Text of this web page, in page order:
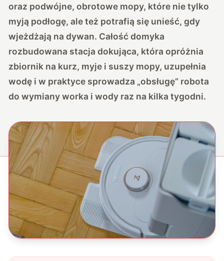
oraz podwójne, obrotowe mopy, które nie tylko
myją podłogę, ale też potrafią się unieść, gdy
wjeżdżają na dywan. Całość domyka
rozbudowana stacja dokująca, która opróżnia
zbiornik na kurz, myje i suszy mopy, uzupełnia
wodę i w praktyce sprowadza „obsługę” robota
do wymiany worka i wody raz na kilka tygodni.